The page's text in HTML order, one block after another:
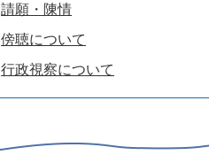
請願・陳情
傍聴について
行政視察について